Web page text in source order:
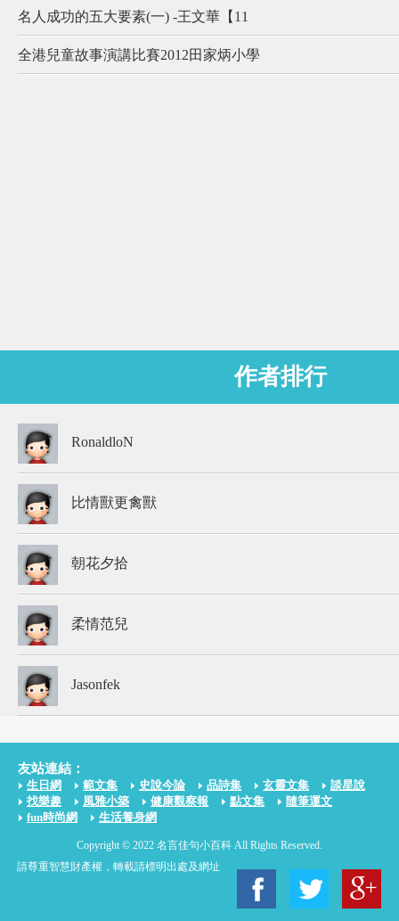
名人成功的五大要素(一) -王文華【11
全港兒童故事演講比賽2012田家炳小學
作者排行
RonaldloN
比情獸更禽獸
朝花夕拾
柔情范兒
Jasonfek
友站連結：
生日網 範文集 史說今論 品詩集 玄靈文集
談星說
找樂趣
風雅小築 健康觀察報 點文集
隨筆運文
fun時尚網
生活養身網
Copyright © 2022 名言佳句小百科 All Rights Reserved.
請尊重智慧財產權，轉載請標明出處及網址